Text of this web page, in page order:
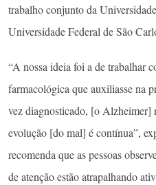
trabalho conjunto da
Universidade Federal de São
“A nossa ideia foi a de trabalhar
farmacológica que auxiliasse na
vez diagnosticado, [o Alzheimer]
evolução [do mal] é contínua”,
recomenda que as pessoas
de atenção estão atrapalhando